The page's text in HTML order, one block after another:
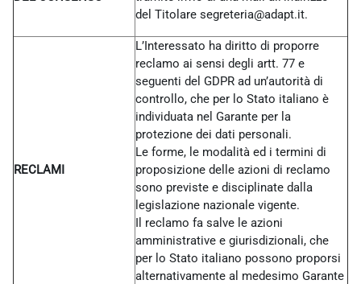
del Titolare segreteria@adapt.it.
RECLAMI
L’Interessato ha diritto di proporre
reclamo ai sensi degli artt. 77 e
seguenti del GDPR ad un’autorità di
controllo, che per lo Stato italiano è
individuata nel Garante per la
protezione dei dati personali.
Le forme, le modalità ed i termini di
proposizione delle azioni di reclamo
sono previste e disciplinate dalla
legislazione nazionale vigente.
Il reclamo fa salve le azioni
amministrative e giurisdizionali, che
per lo Stato italiano possono proporsi
alternativamente al medesimo Garante